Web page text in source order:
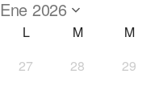
L M M
27
28 29